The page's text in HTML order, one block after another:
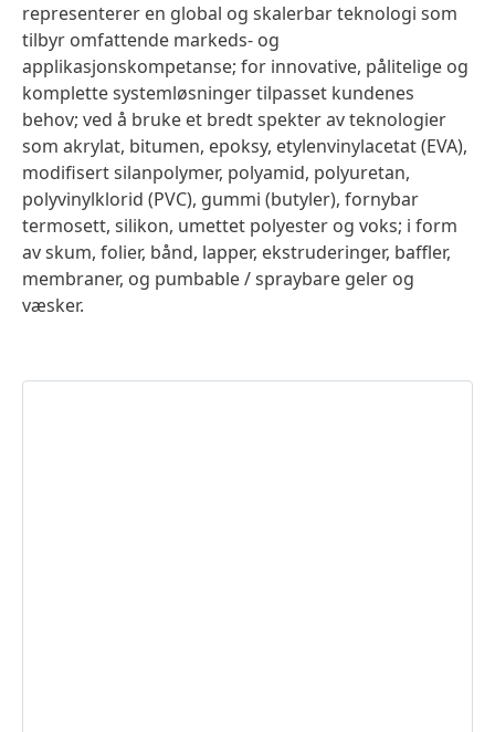
representerer en global og skalerbar teknologi som
tilbyr omfattende markeds- og
applikasjonskompetanse; for innovative, pålitelige og
komplette systemløsninger tilpasset kundenes
behov; ved å bruke et bredt spekter av teknologier
som akrylat, bitumen, epoksy, etylenvinylacetat(EVA),
modifisert silanpolymer, polyamid, polyuretan,
polyvinylklorid (PVC), gummi (butyler), fornybar
termosett, silikon, umettet polyester og voks; i form
av skum, folier, bånd, lapper, ekstruderinger, baffler,
membraner, og pumbable / spraybare geler og
væsker.